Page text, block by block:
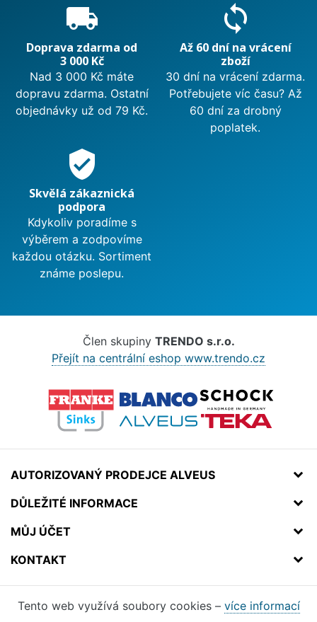
local_shipping
Doprava zdarma od
3 000 Kč
Nad 3 000 Kč máte
dopravu zdarma. Ostatní
objednávky už od 79 Kč.
sync
Až 60 dní na vrácení
zboží
30 dní na vrácení zdarma.
Potřebujete víc času? Až
60 dní za drobný
poplatek.
verified_user
Skvělá zákaznická
podpora
Kdykoliv poradíme s
výběrem a zodpovíme
každou otázku. Sortiment
známe poslepu.
Člen skupiny TRENDO s.r.o.
Přejít na centrální eshop www.trendo.cz
AUTORIZOVANÝ PRODEJCE ALVEUS
DŮLEŽITÉ INFORMACE
MŮJ ÚČET
KONTAKT
Tento web využívá soubory cookies – více informací